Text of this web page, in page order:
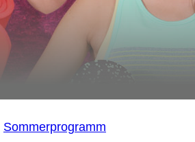
Sommerprogramm